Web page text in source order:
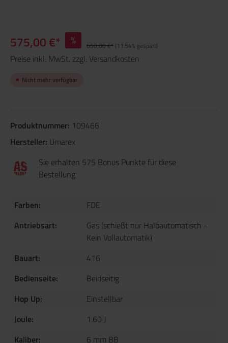
575,00 €* % 650,00 €* (11.54% gespart)
Preise inkl. MwSt. zzgl. Versandkosten
Nicht mehr verfügbar
Produktnummer: 109466
Hersteller: Umarex
Sie erhalten 575 Bonus Punkte für diese
Bestellung
Farben:
FDE
Antriebsart:
Gas (schießt nur Halbautomatisch -
Kein Vollautomatik)
Bauart:
416
Bedienseite:
Beidseitig
Hop Up:
Einstellbar
Joule:
1.60 J
Kaliber:
6 mm BB